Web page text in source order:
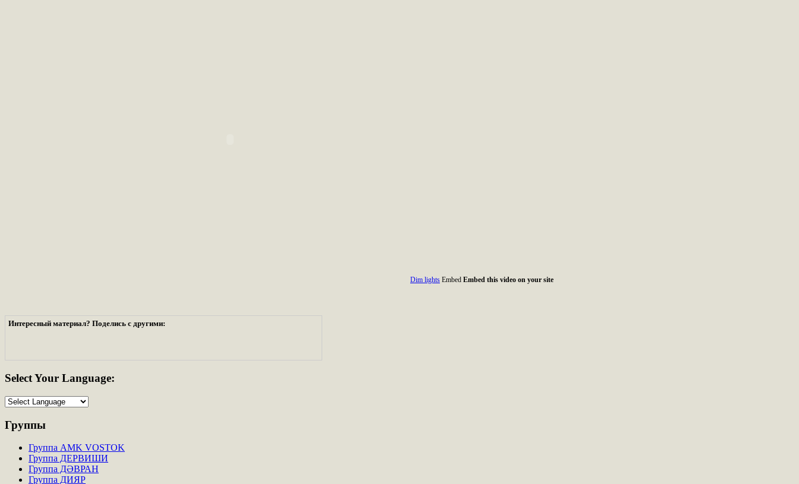
Dim lights Embed Embed this video on your site
Интересный материал? Поделись с другими:
SelectYour Language:
Группы
Группа AMK VOSTOK
Группа ДЕРВИШИ
Группа ДӘВРАН
Группа ДИЯР